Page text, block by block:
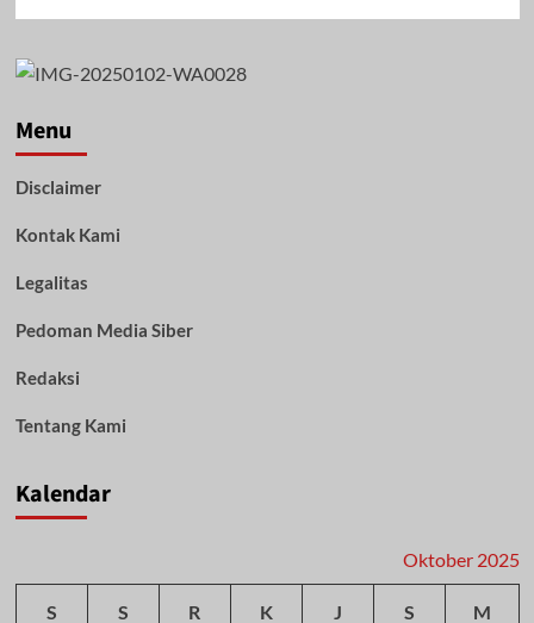
Tim
Raih
di
ULM
Menu
Disclaimer
Kontak Kami
Legalitas
Pedoman Media Siber
Redaksi
Tentang Kami
Kalendar
Oktober 2025
S S R K J S M